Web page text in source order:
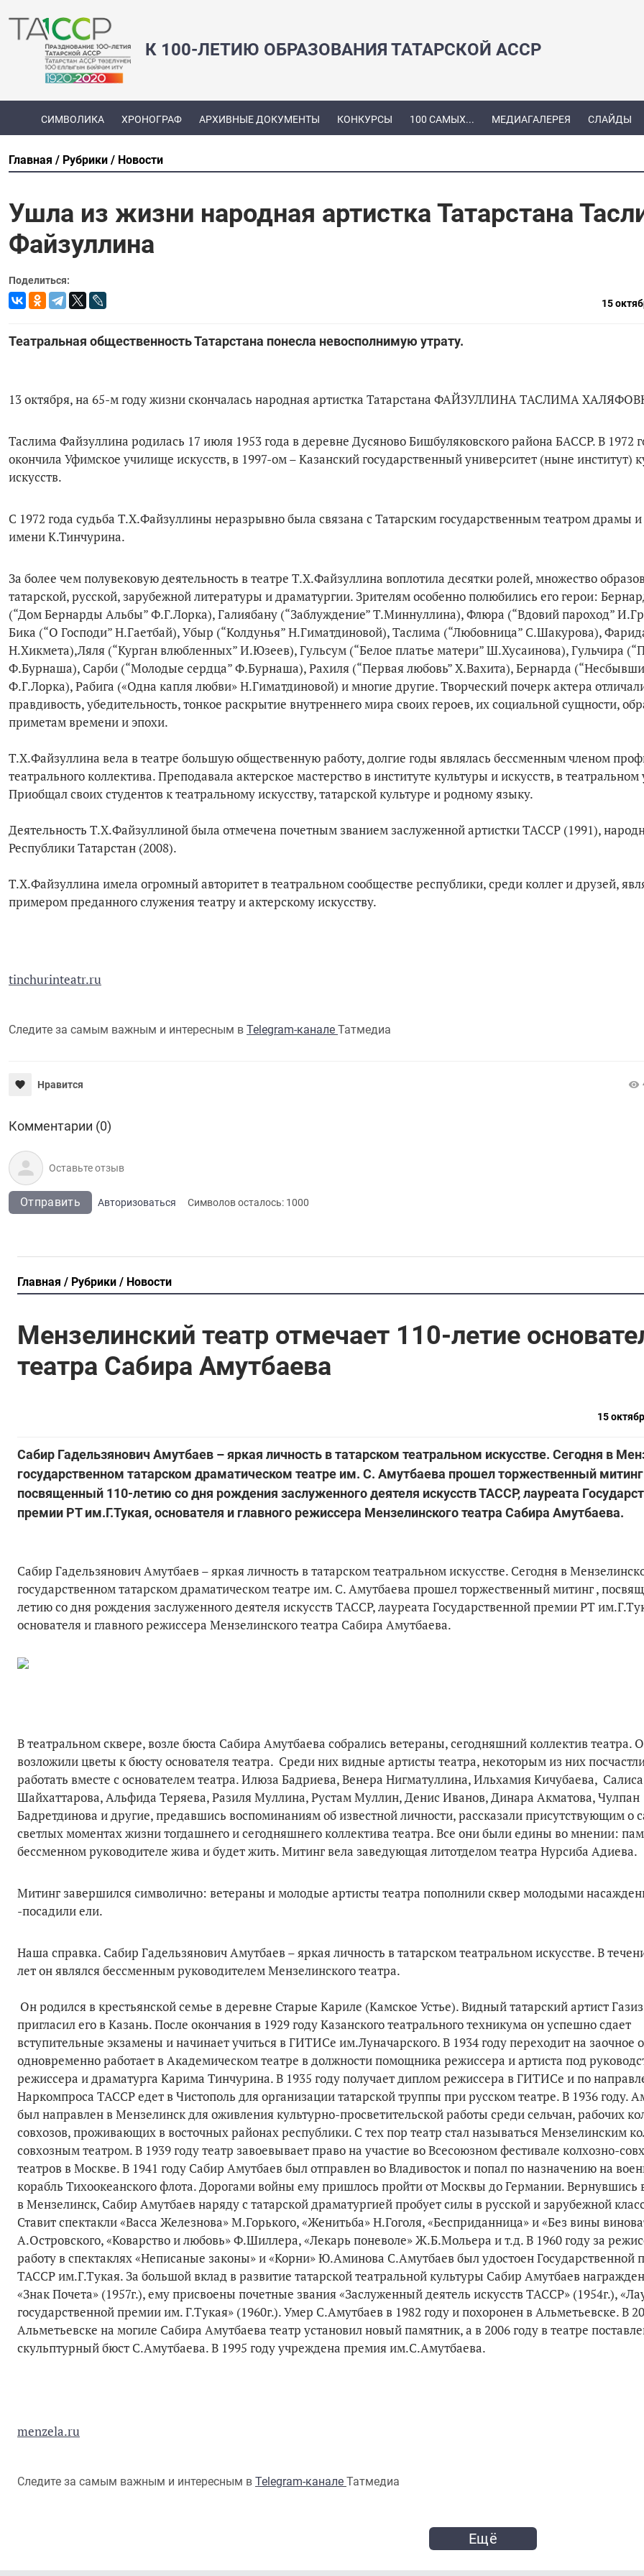
К 100-ЛЕТИЮ ОБРАЗОВАНИЯ ТАТАРСКОЙ АССР
СИМВОЛИКА ХРОНОГРАФ АРХИВНЫЕ ДОКУМЕНТЫ КОНКУРСЫ 100 САМЫХ... МЕДИАГАЛЕРЕЯ СЛАЙДЫ
Главная Рубрики Новости
Ушла из жизни народная артистка Татарстана
Файзуллина
Поделиться:
15
Театральная общественность Татарстана понесла невосполнимую утрату.
13 октября, на 65-м году жизни скончалась народная артистка Татарстана ФАЙЗУЛЛИНА ТАСЛИМА
Таслима Файзуллина родилась 17 июля 1953 года в деревне Дусяново Бишбуляковского района БАССР. В 1972
окончила Уфимское училище искусств, в 1997-ом – Казанский государственный университет (ныне институт)
искусств.
С 1972 года судьба Т.Х.Файзуллины неразрывно была связана с Татарским государственным театром драмы
имени К.Тинчурина.
За более чем полувековую деятельность в театре Т.Х.Файзуллина воплотила десятки ролей, множество
татарской, русской, зарубежной литературы и драматургии. Зрителям особенно полюбились его герои:
(“Дом Бернарды Альбы” Ф.Г.Лорка), Галиябану (“Заблуждение” Т.Миннуллина), Флюра (“Вдовий пароход”
Бика (“О Господи” Н.Гаетбай), Убыр (“Колдунья” Н.Гиматдиновой), Таслима (“Любовница” С.Шакурова),
Н.Хикмета),Ляля (“Курган влюбленных” И.Юзеев), Гульсум (“Белое платье матери” Ш.Хусаинова), Гульчира
Ф.Бурнаша), Сарби (“Молодые сердца” Ф.Бурнаша), Рахиля (“Первая любовь” Х.Вахита), Бернарда
Ф.Г.Лорка), Рабига («Одна капля любви» Н.Гиматдиновой) и многие другие. Творческий почерк актера
правдивость, убедительность, тонкое раскрытие внутреннего мира своих героев, их социальной сущности,
приметам времени и эпохи.
Т.Х.Файзуллина вела в театре большую общественную работу, долгие годы являлась бессменным членом
театрального коллектива. Преподавала актерское мастерство в институте культуры и искусств, в
Приобщал своих студентов к театральному искусству, татарской культуре и родному языку.
Деятельность Т.Х.Файзуллиной была отмечена почетным званием заслуженной артистки ТАССР (1991),
Республики Татарстан (2008).
Т.Х.Файзуллина имела огромный авторитет в театральном сообществе республики, среди коллег и друзей,
примером преданного служения театру и актерскому искусству.
tinchurinteatr.ru
Следите за самым важным и интересным в Telegram-канале Татмедиа
Нравится
Комментарии (0)
Отправить Авторизоваться Символов осталось: 1000
Главная Рубрики Новости
Мензелинский театр отмечает 110-летие
театра Сабира Амутбаева
15
Сабир Гадельзянович Амутбаев – яркая личность в татарском театральном искусстве. Сегодня в
государственном татарском драматическом театре им. С. Амутбаева прошел торжественный
посвященный 110-летию со дня рождения заслуженного деятеля искусств ТАССР, лауреата
премии РТ им.Г.Тукая, основателя и главного режиссера Мензелинского театра Сабира Амутбаева.
Сабир Гадельзянович Амутбаев – яркая личность в татарском театральном искусстве. Сегодня в
государственном татарском драматическом театре им. С. Амутбаева прошел торжественный митинг ,
летию со дня рождения заслуженного деятеля искусств ТАССР, лауреата Государственной премии РТ
основателя и главного режиссера Мензелинского театра Сабира Амутбаева.
В театральном сквере, возле бюста Сабира Амутбаева собрались ветераны, сегодняшний коллектив театра.
возложили цветы к бюсту основателя театра. Среди них видные артисты театра, некоторым из них
работать вместе с основателем театра. Илюза Бадриева, Венера Нигматуллина, Ильхамия Кичубаева, Салиса
Шайхаттарова, Альфида Теряева, Разиля Муллина, Рустам Муллин, Денис Иванов, Динара Акматова, Чулпан
Бадретдинова и другие, предавшись воспоминаниям об известной личности, рассказали присутствующим о
светлых моментах жизни тогдашнего и сегодняшнего коллектива театра. Все они были едины во мнении:
бессменном руководителе жива и будет жить. Митинг вела заведующая литотделом театра Нурсиба Адиева.
Митинг завершился символично: ветераны и молодые артисты театра пополнили сквер молодыми
-посадили ели.
Наша справка. Сабир Гадельзянович Амутбаев – яркая личность в татарском театральном искусстве. В
лет он являлся бессменным руководителем Мензелинского театра.
Он родился в крестьянской семье в деревне Старые Кариле (Камское Устье). Видный татарский артист
пригласил его в Казань. После окончания в 1929 году Казанского театрального техникума он успешно сдает
вступительные экзамены и начинает учиться в ГИТИСе им.Луначарского. В 1934 году переходит на заочное
одновременно работает в Академическом театре в должности помощника режиссера и артиста под
режиссера и драматурга Карима Тинчурина. В 1935 году получает диплом режиссера в ГИТИСе и по
Наркомпроса ТАССР едет в Чистополь для организации татарской труппы при русском театре. В 1936 году.
был направлен в Мензелинск для оживления культурно-просветительской работы среди сельчан, рабочих
совхозов, проживающих в восточных районах республики. С тех пор театр стал называться Мензелинским
совхозным театром. В 1939 году театр завоевывает право на участие во Всесоюзном фестивале колхозно-
театров в Москве. В 1941 году Сабир Амутбаев был отправлен во Владивосток и попал по назначению на
корабль Тихоокеанского флота. Дорогами войны ему пришлось пройти от Москвы до Германии. Вернувшись
в Мензелинск, Сабир Амутбаев наряду с татарской драматургией пробует силы в русской и зарубежной
Ставит спектакли «Васса Железнова» М.Горького, «Женитьба» Н.Гоголя, «Бесприданница» и «Без вины
А.Островского, «Коварство и любовь» Ф.Шиллера, «Лекарь поневоле» Ж.Б.Мольера и т.д. В 1960 году за
работу в спектаклях «Неписаные законы» и «Корни» Ю.Аминова С.Амутбаев был удостоен Государственной
ТАССР им.Г.Тукая. За большой вклад в развитие татарской театральной культуры Сабир Амутбаев
«Знак Почета» (1957г.), ему присвоены почетные звания «Заслуженный деятель искусств ТАССР» (1954г.),
государственной премии им. Г.Тукая» (1960г.). Умер С.Амутбаев в 1982 году и похоронен в Альметьевске. В
Альметьевске на могиле Сабира Амутбаева театр установил новый памятник, а в 2006 году в театре
скульптурный бюст С.Амутбаева. В 1995 году учреждена премия им.С.Амутбаева.
menzela.ru
Следите за самым важным и интересным в Telegram-канале Татмедиа
Ещё